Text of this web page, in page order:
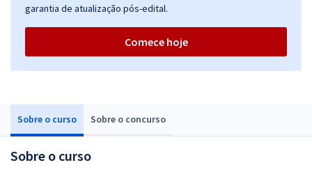
Sobre o curso Sobre o concurso
Sobre o curso
garantia de atualização pós-edital.
Comece hoje